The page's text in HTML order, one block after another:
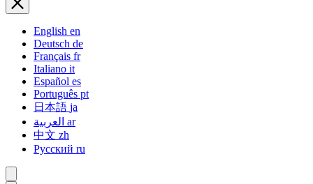
English en
Deutsch de
Français fr
Italiano it
Español es
Português pt
日本語 ja
ar
中文 zh
Русский ru